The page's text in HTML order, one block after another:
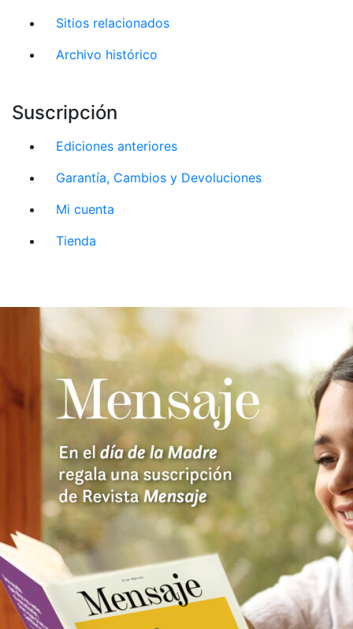
Sitios relacionados
Archivo histórico
Suscripción
Ediciones anteriores
Garantía, Cambios y Devoluciones
Mi cuenta
Tienda